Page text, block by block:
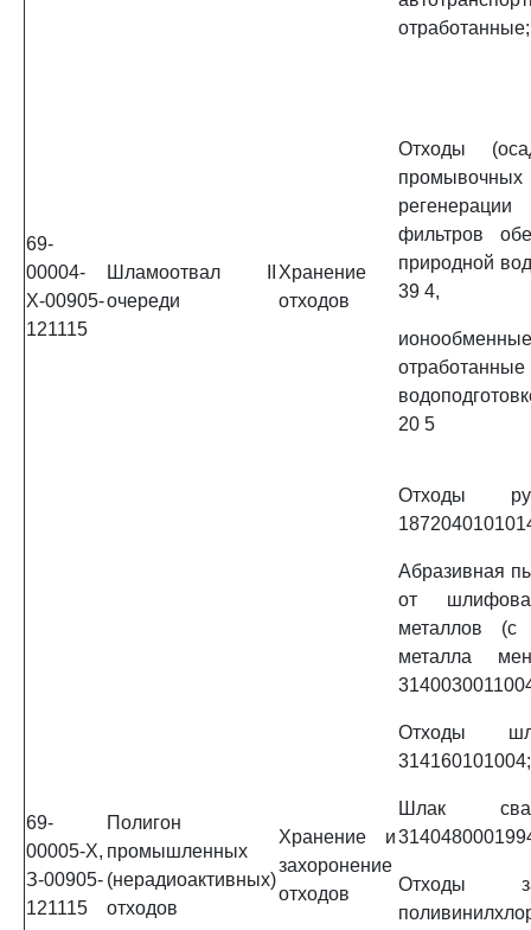
отработанные;
69-
00004-
Х-00905-
121115
Шламоотвал II
очереди
Хранение
отходов
Отходы
фильтров
природной
39 4,
20 5
69-
00005-Х,
З-00905-
121115
Полигон
промышленных
(нерадиоактивных)
отходов
Хранение и
захоронение
отходов
Отходы
Абразивная
от
металлов (с
металла
Отходы
314160101004;
Шлак
Отходы